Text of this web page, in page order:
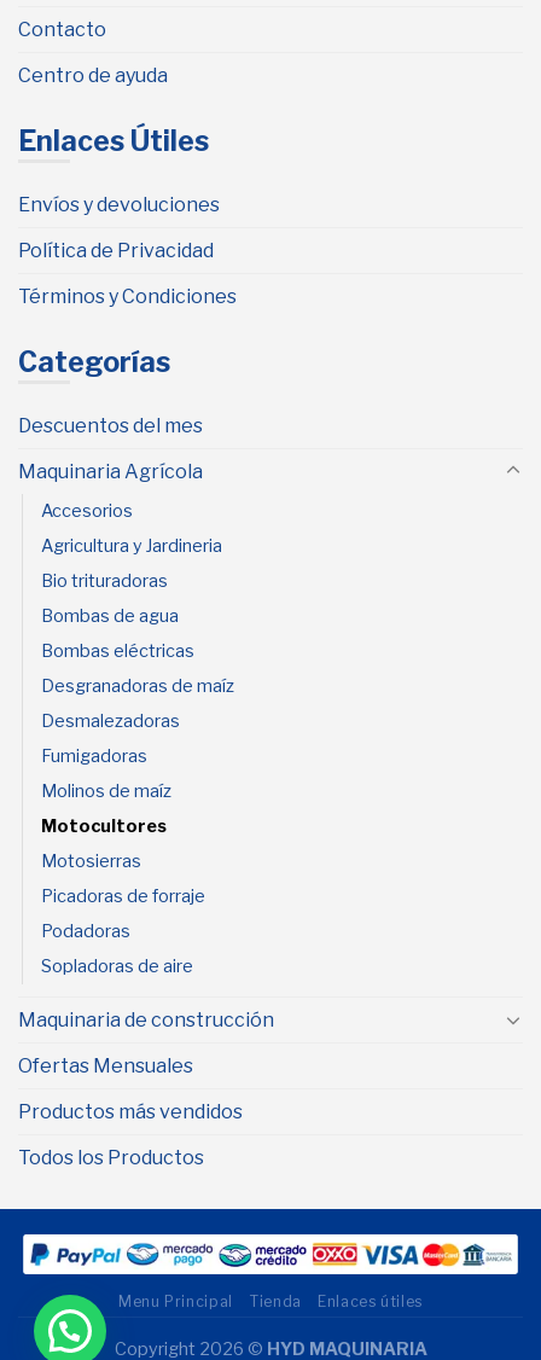
Contacto
Centro de ayuda
Enlaces Útiles
Envíos y devoluciones
Política de Privacidad
Términos y Condiciones
Categorías
Descuentos del mes
Maquinaria Agrícola
Accesorios
Agricultura y Jardineria
Bio trituradoras
Bombas de agua
Bombas eléctricas
Desgranadoras de maíz
Desmalezadoras
Fumigadoras
Molinos de maíz
Motocultores
Motosierras
Picadoras de forraje
Podadoras
Sopladoras de aire
Maquinaria de construcción
Ofertas Mensuales
Productos más vendidos
Todos los Productos
Menu Principal Tienda Enlaces útiles
Copyright 2026 © HYD MAQUINARIA